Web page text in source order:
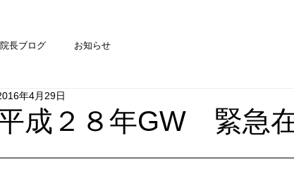
院長ブログ お知らせ
成２８年GW 緊急
年4月29日